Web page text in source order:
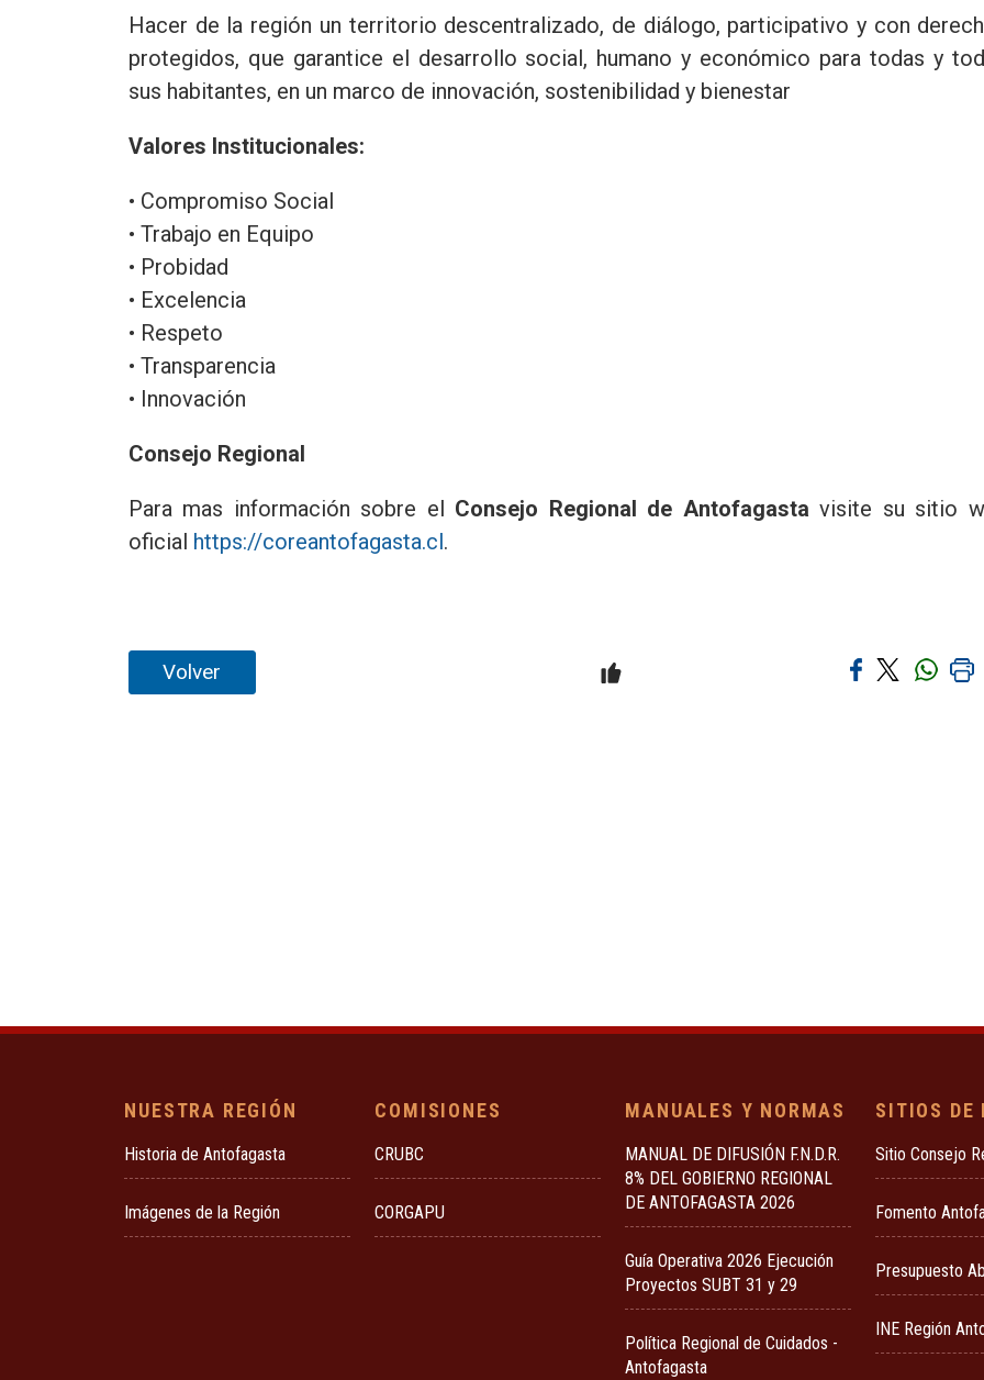
Hacer de la región un territorio descentralizado, de diálogo, participativo y con
protegidos, que garantice el desarrollo social, humano y económico para todas y
sus habitantes, en un marco de innovación, sostenibilidad y bienestar
Valores Institucionales:
• Compromiso Social
• Trabajo en Equipo
• Probidad
• Excelencia
• Respeto
• Transparencia
• Innovación
Consejo Regional
Para mas información sobre el Consejo Regional de Antofagasta visite su sitio
oficial https://coreantofagasta.cl.
Volver
NUESTRA REGIÓN
Historia de Antofagasta
Imágenes de la Región
COMISIONES
CRUBC
CORGAPU
MANUALES Y NORMAS
MANUAL DE DIFUSIÓN F.N.D.R.
8% DEL GOBIERNO REGIONAL
DE ANTOFAGASTA 2026
Guía Operativa 2026 Ejecución
Proyectos SUBT 31 y 29
Política Regional de Cuidados -
Antofagasta
SITIOS DE
Sitio Consejo
Fomento
Presupuesto
INE Región